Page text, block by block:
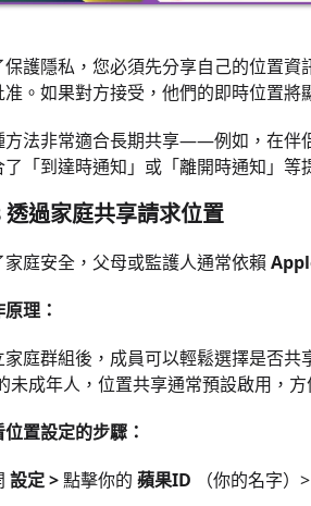
保護隱私，您必須先分享自己的位置
准。如果對方接受，他們的即時位置將
方法非常適合長期共享——例如，在
了「到達時通知」或「離開時通知」等
透過家庭共享請求位置
家庭安全，父母或監護人通常依賴
理：
家庭群組後，成員可以輕鬆選擇是否
未成年人，位置共享通常預設啟用，
置設定的步驟：
設定 >點擊你的 蘋果ID （你的名字）